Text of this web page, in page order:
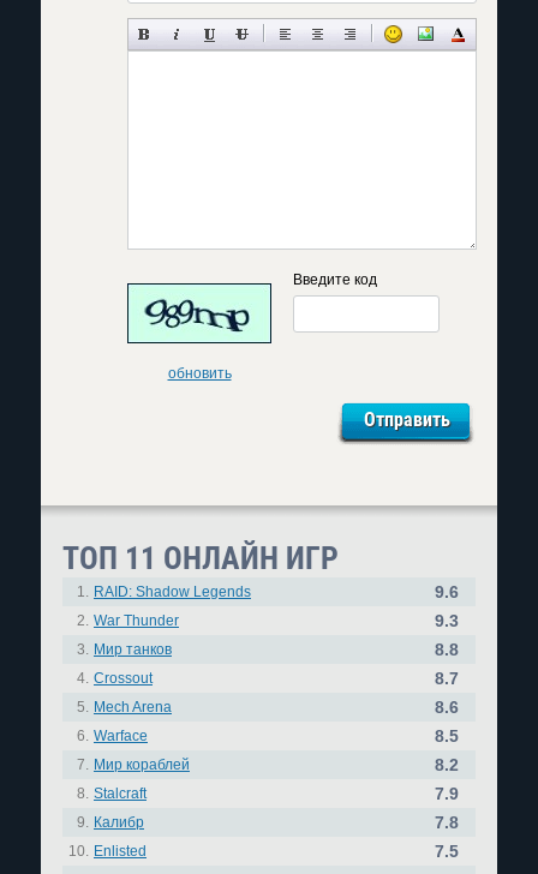
обновить
Введите код
ТОП 11 ОНЛАЙН ИГР
1. RAID: Shadow Legends 9.6
2. War Thunder 9.3
3. Мир танков 8.8
4. Crossout 8.7
5. Mech Arena 8.6
6. Warface 8.5
7. Мир кораблей 8.2
8. Stalcraft 7.9
9. Калибр 7.8
10. Enlisted 7.5